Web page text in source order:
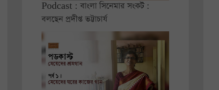
Podcast : বাংলা সিনেমার সংকট :
বলছেন প্রদীপ্ত ভট্টাচার্য